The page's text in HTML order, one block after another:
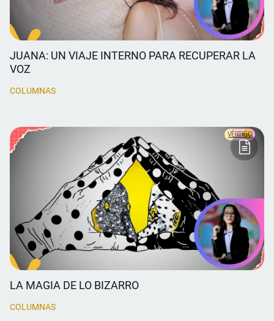
JUANA: UN VIAJE INTERNO PARA RECUPERAR LA
VOZ
COLUMNAS
LA MAGIA DE LO BIZARRO
COLUMNAS